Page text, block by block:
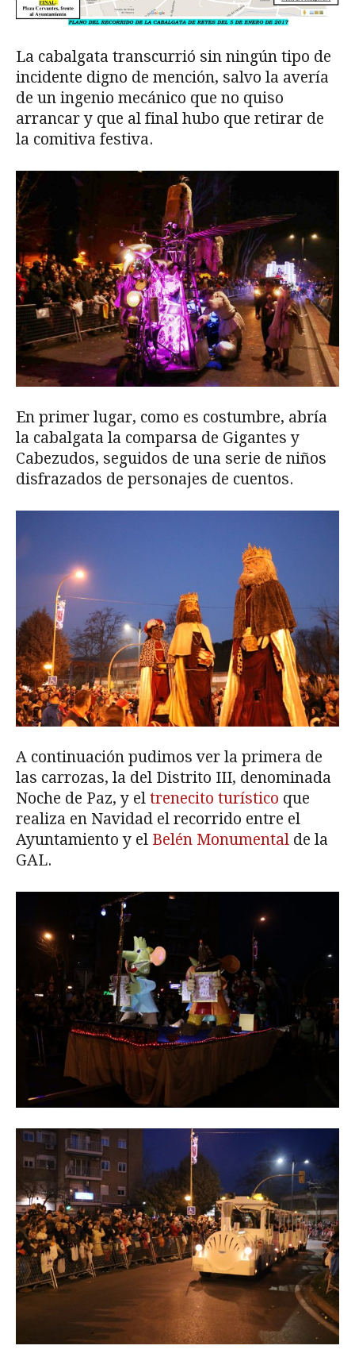
La cabalgata transcurrió sin ningún tipo de
incidente digno de mención, salvo la avería
de un ingenio mecánico que no quiso
arrancar y que al final hubo que retirar de
la comitiva festiva.
En primer lugar, como es costumbre, abría
la cabalgata la comparsa de Gigantes y
Cabezudos, seguidos de una serie de niños
disfrazados de personajes de cuentos.
A continuación pudimos ver la primera de
las carrozas, la del Distrito III, denominada
Noche de Paz, y el trenecito turístico que
realiza en Navidad el recorrido entre el
Ayuntamiento y el Belén Monumental de la
GAL.